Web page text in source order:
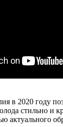
в 2020 году
стильно и
актуального